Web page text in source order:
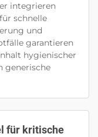
integrieren
schnelle
und
garantieren
hygienischer
generische
für kritische